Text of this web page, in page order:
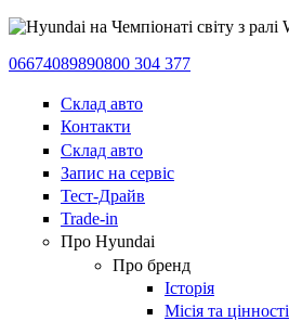
06674089890800 304 377
Склад авто
Контакти
Склад авто
Запис на сервіс
Тест-Драйв
Trade-in
Про Hyundai
Про бренд
Історія
Місія та цінності